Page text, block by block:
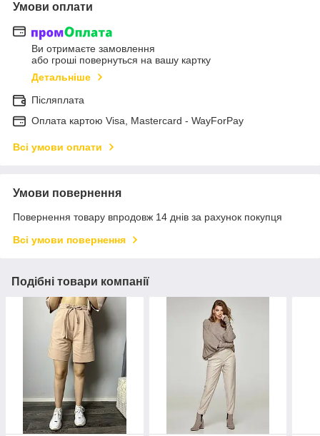
Умови оплати
Ви отримаєте замовлення
або гроші повернуться на вашу картку
Детальніше
Післяплата
Оплата картою Visa, Mastercard - WayForPay
Всі умови оплати
Умови повернення
Повернення товару впродовж 14 днів за рахунок покупця
Всі умови повернення
Подібні товари компанії